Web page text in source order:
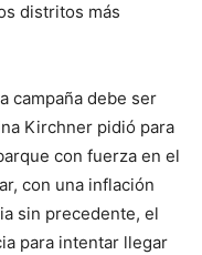
distritos más
campaña debe ser
Kirchner pidió para
con fuerza en el
con una inflación
sin precedente, el
para intentar llegar